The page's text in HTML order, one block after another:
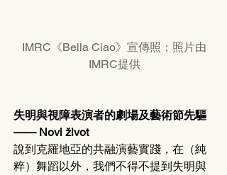
IMRC《Bella Ciao》宣傳照；照片由
IMRC提供
失明與視障表演者的劇場及藝術節先驅
—— Novi život
說到克羅地亞的共融演藝實踐，在（純
粹）舞蹈以外，我們不得不提到失明與